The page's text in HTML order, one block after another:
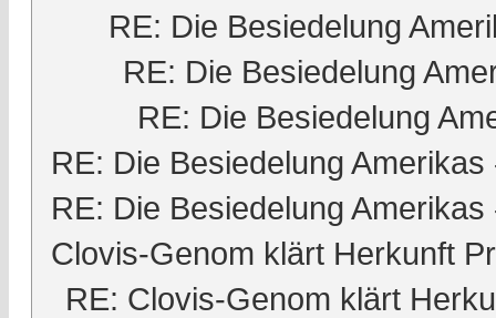
RE: Die Besiedelung
RE: Die Besiedelung
RE: Die Besiedelung
RE: Die Besiedelung Amerikas
RE: Die Besiedelung Amerikas
Clovis-Genom klärt Herkunft
RE: Clovis-Genom klärt